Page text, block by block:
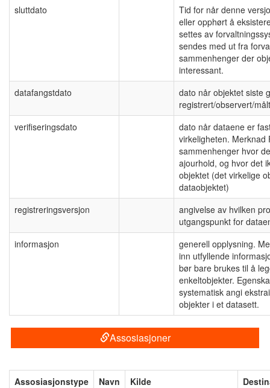
sluttdato
Tid for når denne
eller opphørt å
settes av
sendes med ut fra
sammenhenger der
interessant.
datafangstdato
dato når objektet siste
registrert/observert/
verifiseringsdato
dato når dataene er
virkeligheten. Merknad
sammenhenger hvor
ajourhold, og hvor det
objektet (det virkelige
dataobjektet)
registreringsversjon
angivelse av hvilken
utgangspunkt for
informasjon
generell opplysning.
inn utfyllende
bør bare brukes til å
enkeltobjekter.
systematisk angi
objekter i et datasett.
Assosiasjoner
Assosiasjonstype Navn Kilde